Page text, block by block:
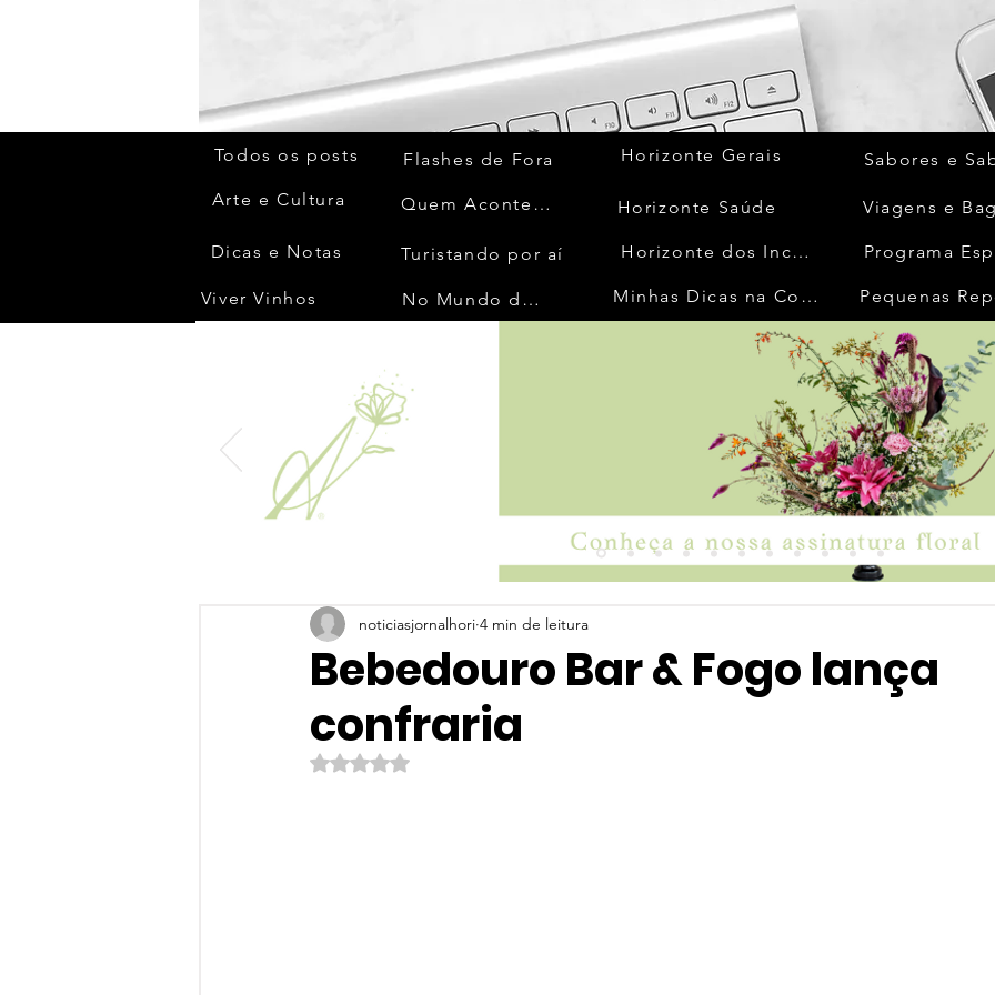
Todos os posts
Arte e Cultura
Dicas e Notas
Viver Vinhos
Flashes de Fora
Quem Acontece
Turistando por aí
No Mundo da Moda
Horizonte Gerais
Horizonte Saúde
Horizonte dos Inconfidentes
Minhas Dicas na Cozinha
Sabores e
Viagens e
Programa
Pequenas
Bebedouro Bar & Fogo lança
confraria
noticiasjornalhori 4 min de leitura
Avaliado com NaN de 5 estrelas.